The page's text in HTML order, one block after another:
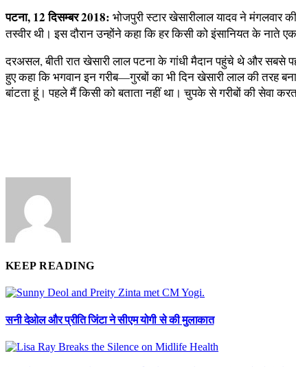
पटना, 12 दिसम्बर 2018: भोजपुरी स्‍टार खेसारीलाल यादव ने
तस्‍वीर थी। इस दौरान उन्‍होंने कहा कि हर किसी को इंसानियत के
दरअसल, बीती रात खेसारी लाल पटना के गांधी मैदान पहुंचे थे और सबसे
हुए कहा कि भगवान इन गरीब—गुरबों का भी दिन खेसारी लाल की तरह
बांटता हूं। पहले मैं किसी को बताता नहीं था। चुपके से गरीबों की सेवा
KEEP READING
सनी देओल और प्रीति जिंटा ने सीएम योगी से की मुलाकात